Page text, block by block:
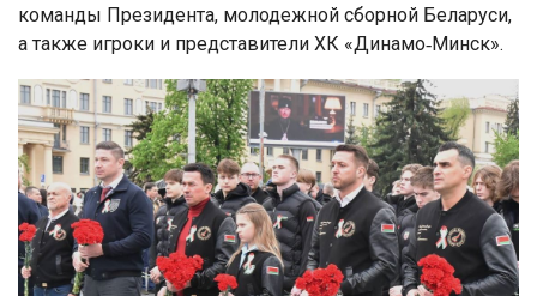
команды Президента, молодежной сборной Беларуси,
а также игроки и представители ХК «Динамо‑Минск».